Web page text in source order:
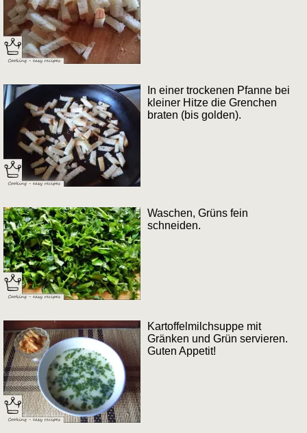
In einer trockenen Pfanne bei
kleiner Hitze die Grenchen
braten (bis golden).
Waschen, Grüns fein
schneiden.
Kartoffelmilchsuppe mit
Gränken und Grün servieren.
Guten Appetit!